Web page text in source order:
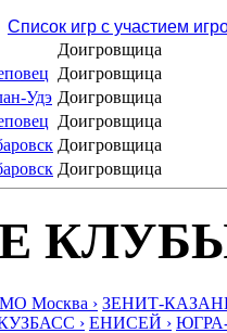
Список игр с участием
Доигровщица
Доигровщица
Удэ Доигровщица
Доигровщица
Доигровщица
Доигровщица
Москва › ЗЕНИТ-
› ЕНИСЕЙ ›